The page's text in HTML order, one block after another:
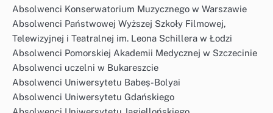
Absolwenci Konserwatorium Muzycznego w Warszawie
Absolwenci Państwowej Wyższej Szkoły Filmowej,
Telewizyjnej i Teatralnej im. Leona Schillera w Łodzi
Absolwenci Pomorskiej Akademii Medycznej w Szczecinie
Absolwenci uczelni w Bukareszcie
Absolwenci Uniwersytetu Babeș-Bolyai
Absolwenci Uniwersytetu Gdańskiego